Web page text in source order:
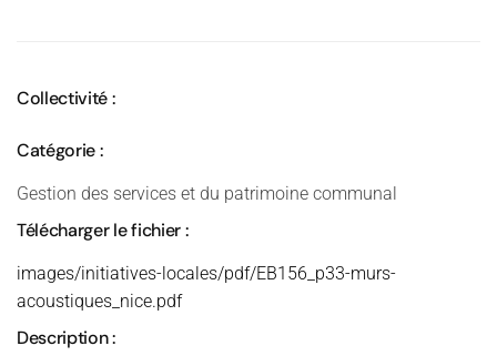
Collectivité :
Catégorie :
Gestion des services et du patrimoine communal
Télécharger le fichier :
images/initiatives-locales/pdf/EB156_p33-murs-
acoustiques_nice.pdf
Description :